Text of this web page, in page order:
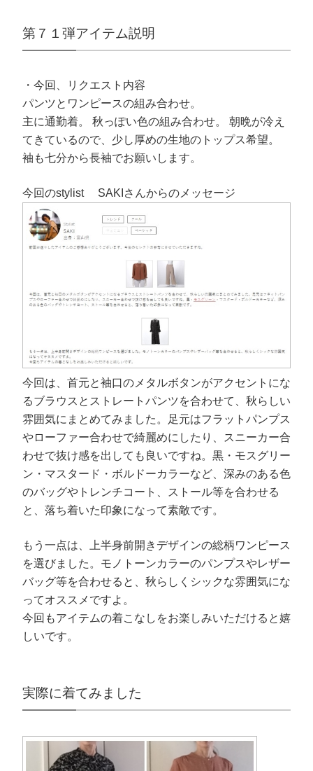
第７１弾アイテム説明
・今回、リクエスト内容
パンツとワンピースの組み合わせ。
主に通勤着。 秋っぽい色の組み合わせ。 朝晩が冷え
てきているので、少し厚めの生地のトップス希望。
袖も七分から長袖でお願いします。
今回のstylist SAKIさんからのメッセージ
今回は、首元と袖口のメタルボタンがアクセントにな
るブラウスとストレートパンツを合わせて、秋らしい
雰囲気にまとめてみました。足元はフラットパンプス
やローファー合わせで綺麗めにしたり、スニーカー合
わせで抜け感を出しても良いですね。黒・モスグリー
ン・マスタード・ボルドーカラーなど、深みのある色
のバッグやトレンチコート、ストール等を合わせる
と、落ち着いた印象になって素敵です。
もう一点は、上半身前開きデザインの総柄ワンピース
を選びました。モノトーンカラーのパンプスやレザー
バッグ等を合わせると、秋らしくシックな雰囲気にな
ってオススメですよ。
今回もアイテムの着こなしをお楽しみいただけると嬉
しいです。
実際に着てみました